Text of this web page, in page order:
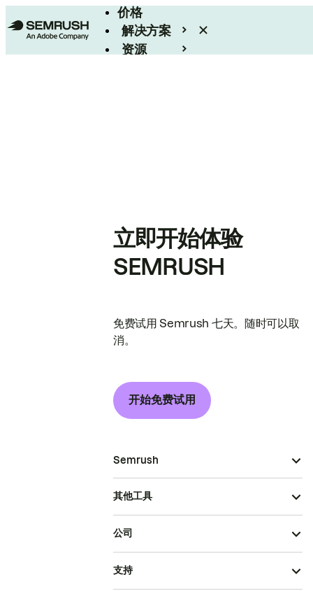
价格
解决方案
资源
立即开始体验
SEMRUSH
免费试用 Semrush 七天。随时可以取
消。
开始免费试用
Semrush
其他工具
公司
支持